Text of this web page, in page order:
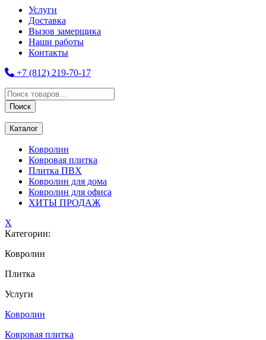
Услуги
Доставка
Вызов замерщика
Наши работы
Контакты
+7 (812) 219-70-17
Поиск
товаров
Поиск
Каталог
Ковролин
Ковровая плитка
Плитка ПВХ
Ковролин для дома
Ковролин для офиса
ХИТЫ ПРОДАЖ
X
Категории:
Ковролин
Плитка
Услуги
Ковролин
Ковровая плитка